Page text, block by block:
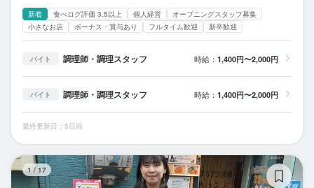
新着 食べログ評価 3.5以上 個人経営
オープニングスタッフ募集
小さなお店
ボーナス・賞与あり フルタイム歓迎 新卒歓迎
バイト 調理師・調理スタッフ 時給： 1,400円〜2,000円
バイト 調理師・調理スタッフ 時給： 1,400円〜2,000円
最終更新日：5日前
1/ 17